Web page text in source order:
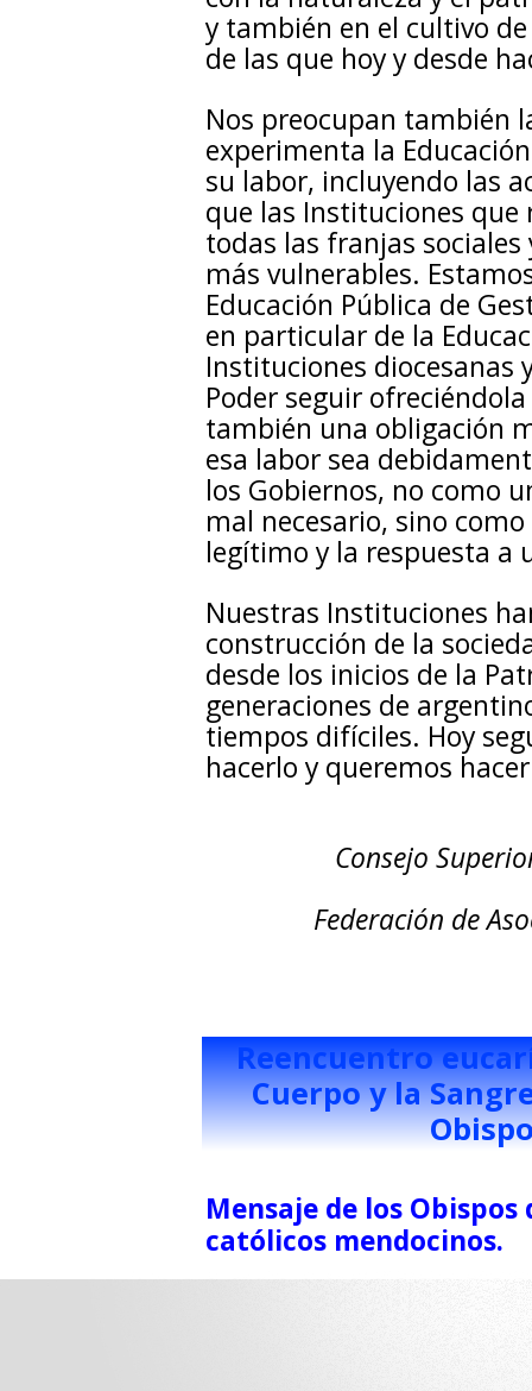
y también en el cultivo
de las que hoy y desde
Nos preocupan también
experimenta la
su labor, incluyendo las
que las Instituciones
todas las franjas
más vulnerables.
Educación Pública de
en particular de la
Instituciones diocesanas
Poder seguir
también una obligación
esa labor sea
los Gobiernos, no como
mal necesario, sino
legítimo y la respuesta a
Nuestras Instituciones
construcción de la
desde los inicios de la
generaciones de
tiempos difíciles. Hoy
hacerlo y queremos
Consejo
Federación de
Reencuentro
Cuerpo y la
Mensaje de los
católicos mendocinos.